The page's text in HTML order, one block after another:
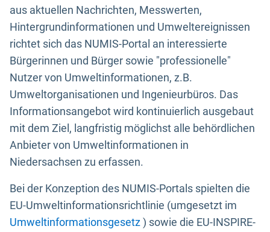
aus aktuellen Nachrichten, Messwerten,
Hintergrundinformationen und Umweltereignissen
richtet sich das NUMIS-Portal an interessierte
Bürgerinnen und Bürger sowie "professionelle"
Nutzer von Umweltinformationen, z.B.
Umweltorganisationen und Ingenieurbüros. Das
Informationsangebot wird kontinuierlich ausgebaut
mit dem Ziel, langfristig möglichst alle behördlichen
Anbieter von Umweltinformationen in
Niedersachsen zu erfassen.
Bei der Konzeption des NUMIS-Portals spielten die
EU-Umweltinformationsrichtlinie (umgesetzt im
Umweltinformationsgesetz) sowie die EU-INSPIRE-